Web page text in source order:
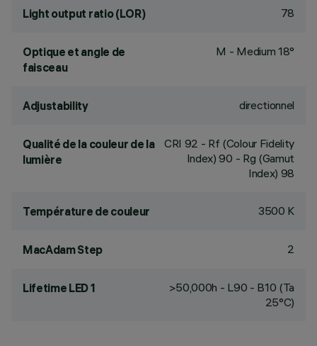
Light output ratio (LOR) 78
Optique et angle de
faisceau
M - Medium 18°
Adjustability directionnel
Qualité de la couleur de la
lumière
CRI 92 - Rf (Colour Fidelity
Index) 90 - Rg (Gamut
Index) 98
Température de couleur 3500 K
MacAdam Step 2
Lifetime LED 1
>50,000h - L90 - B10 (Ta
25°C)